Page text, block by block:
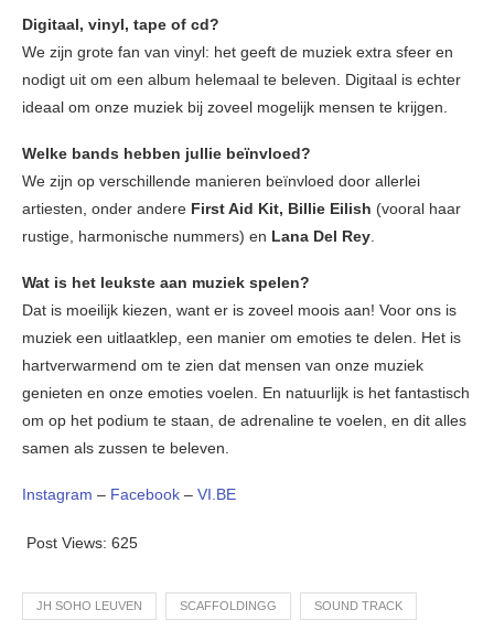
Digitaal, vinyl, tape of cd?
We zijn grote fan van vinyl: het geeft de muziek extra sfeer en
nodigt uit om een album helemaal te beleven. Digitaal is echter
ideaal om onze muziek bij zoveel mogelijk mensen te krijgen.
Welke bands hebben jullie beïnvloed?
We zijn op verschillende manieren beïnvloed door allerlei
artiesten, onder andere First Aid Kit, Billie Eilish (vooral haar
rustige, harmonische nummers) en Lana Del Rey
Wat is het leukste aan muziek spelen?
Dat is moeilijk kiezen, want er is zoveel moois aan! Voor ons is
muziek een uitlaatklep, een manier om emoties te delen. Het is
hartverwarmend om te zien dat mensen van onze muziek
genieten en onze emoties voelen. En natuurlijk is het fantastisch
om op het podium te staan, de adrenaline te voelen, en dit alles
samen als zussen te beleven.
Instagram – Facebook – VI.BE
Post Views: 625
JH SOHO LEUVEN SCAFFOLDINGG SOUND TRACK